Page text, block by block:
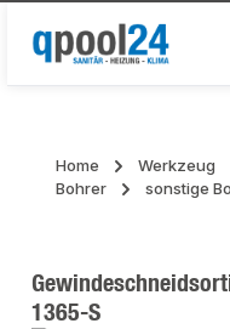
Zum Hauptinhalt
Home Werkzeug
Bohrer
sonstige
1365-S